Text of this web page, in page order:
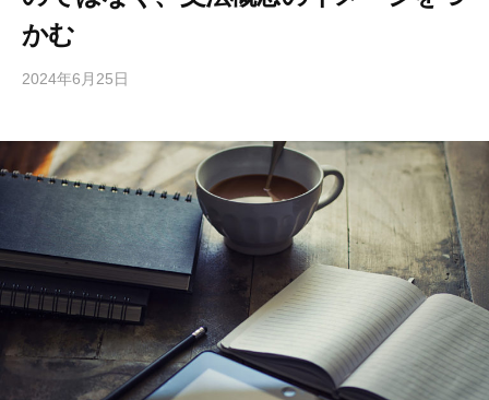
ロ
グ
の
ア
語
教
、
音
声
独
かむ
2024年6月25日
t
o
k